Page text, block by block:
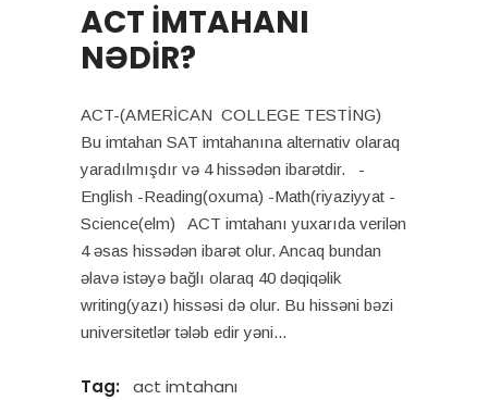
ACT İMTAHANI
NƏDİR?
ACT-(AMERİCAN COLLEGE TESTİNG)
Bu imtahan SAT imtahanına alternativ olaraq
yaradılmışdır və 4 hissədən ibarətdir. -
English -Reading(oxuma) -Math(riyaziyyat -
Science(elm) ACT imtahanı yuxarıda verilən
4 əsas hissədən ibarət olur. Ancaq bundan
əlavə istəyə bağlı olaraq 40 dəqiqəlik
writing(yazı) hissəsi də olur. Bu hissəni bəzi
universitetlər tələb edir yəni
Tag:
act imtahanı